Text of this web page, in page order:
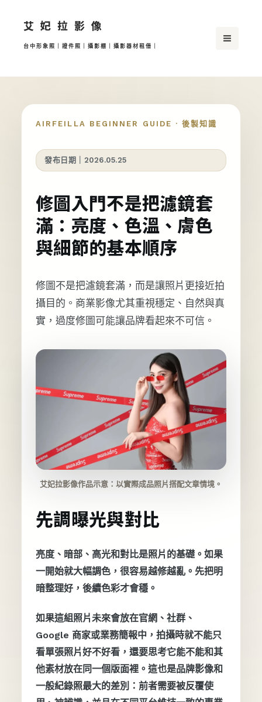
內
艾妃拉影像
台中形象照｜證件照｜攝影棚｜攝影器材租借｜
AIRFEILLA BEGINNER GUIDE · 後製知識
發布日期｜2026.05.25
修圖入門不是把濾鏡套
滿：亮度、色溫、膚色
與細節的基本順序
修圖不是把濾鏡套滿，而是讓照片更接近拍
攝目的。商業影像尤其重視穩定、自然與真
實，過度修圖可能讓品牌看起來不可信。
艾妃拉影像作品示意：以實際成品照片搭配文章情境。
先調曝光與對比
亮度、暗部、高光和對比是照片的基礎。如果
一開始就大幅調色，很容易越修越亂。先把明
暗整理好，後續色彩才會穩。
如果這組照片未來會放在官網、社群、
Google 商家或業務簡報中，拍攝時就不能只
看單張照片好不好看，還要思考它能不能和其
他素材放在同一個版面裡。這也是品牌影像和
一般紀錄照最大的差別：前者需要被反覆使